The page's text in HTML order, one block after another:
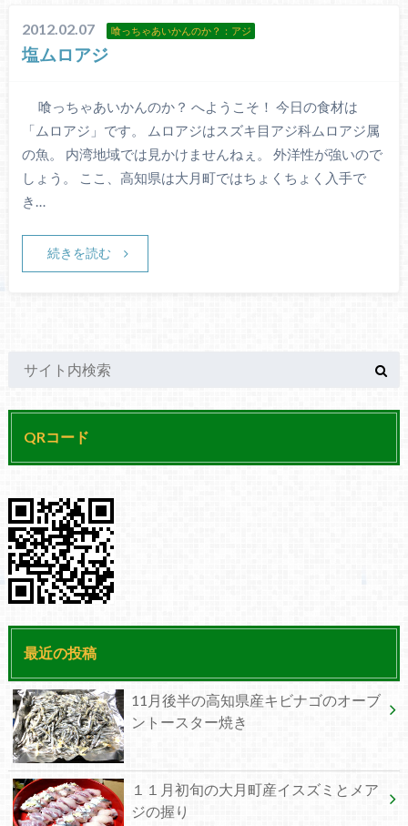
2012.02.07 喰っちゃあいかんのか？：アジ
塩ムロアジ
喰っちゃあいかんのか？ へようこそ！ 今日の食材は
「ムロアジ」です。 ムロアジはスズキ目アジ科ムロアジ属
の魚。 内湾地域では見かけませんねぇ。 外洋性が強いので
しょう。 ここ、高知県は大月町ではちょくちょく入手で
き…
続きを読む
QRコード
最近の投稿
11月後半の高知県産キビナゴのオーブ
ントースター焼き
１１月初旬の大月町産イスズミとメア
ジの握り